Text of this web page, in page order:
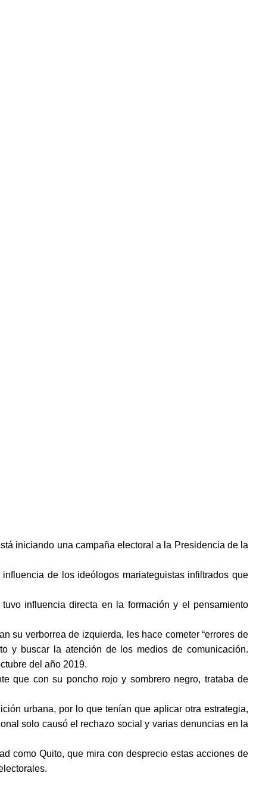
iniciando una campaña electoral a la Presidencia de la
de los ideólogos mariateguistas infiltrados que
influencia directa en la formación y el pensamiento
su verborrea de izquierda, les hace cometer “errores de
y buscar la atención de los medios de comunicación.
del año 2019.
que con su poncho rojo y sombrero negro, trataba de
urbana, por lo que tenían que aplicar otra estrategia,
solo causó el rechazo social y varias denuncias en la
como Quito, que mira con desprecio estas acciones de